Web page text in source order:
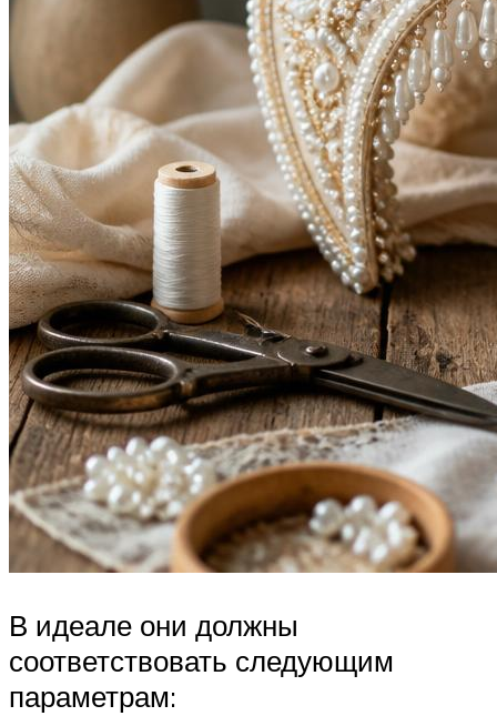
В идеале они должны
соответствовать следующим
параметрам: